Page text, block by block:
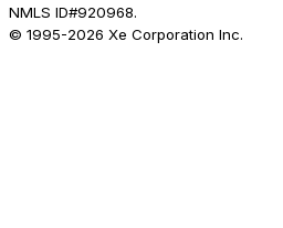
NMLS ID#920968.
© 1995-2026 Xe Corporation Inc.